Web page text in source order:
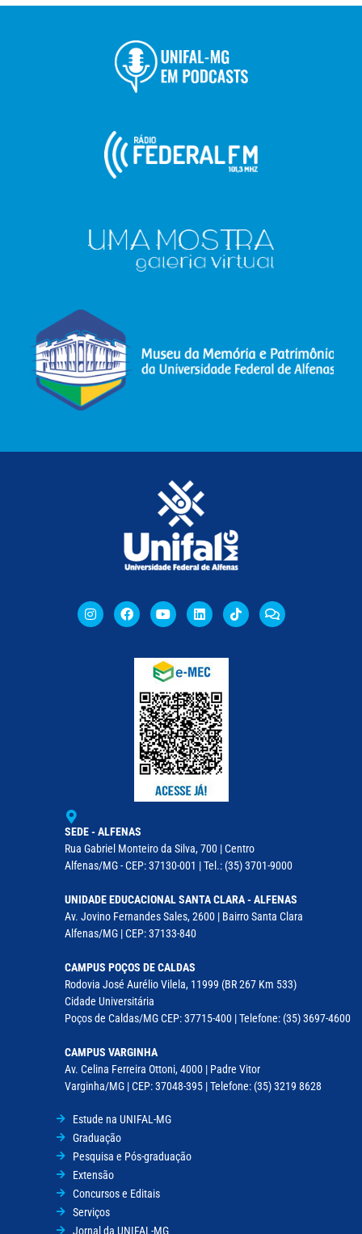
SEDE - ALFENAS
Rua Gabriel Monteiro da Silva, 700 | Centro
Alfenas/MG - CEP: 37130-001 | Tel.: (35) 3701-9000
UNIDADE EDUCACIONAL SANTA CLARA - ALFENAS
Av. Jovino Fernandes Sales, 2600 | Bairro Santa Clara
Alfenas/MG | CEP: 37133-840
CAMPUS POÇOS DE CALDAS
Rodovia José Aurélio Vilela, 11999 (BR 267 Km 533)
Cidade Universitária
Poços de Caldas/MG CEP: 37715-400 | Telefone: (35) 3697-4600
CAMPUS VARGINHA
Av. Celina Ferreira Ottoni, 4000 | Padre Vitor
Varginha/MG | CEP: 37048-395 | Telefone: (35) 3219 8628
Estude na UNIFAL-MG
Graduação
Pesquisa e Pós-graduação
Extensão
Concursos e Editais
Serviços
Jornal da UNIFAL-MG